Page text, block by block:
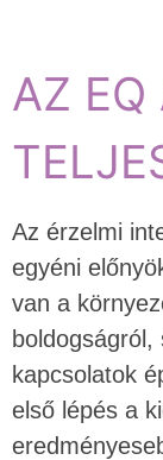
AZ EQ
Az érzelmi
egyéni
van a
kapcsolatok
első lépés a